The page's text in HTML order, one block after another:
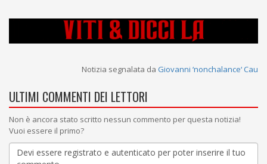
Notizia segnalata da Giovanni ‘nonchalance‘ Cau
ULTIMI COMMENTI DEI LETTORI
Non è ancora stato scritto nessun commento per questa notizia!
Vuoi essere il primo?